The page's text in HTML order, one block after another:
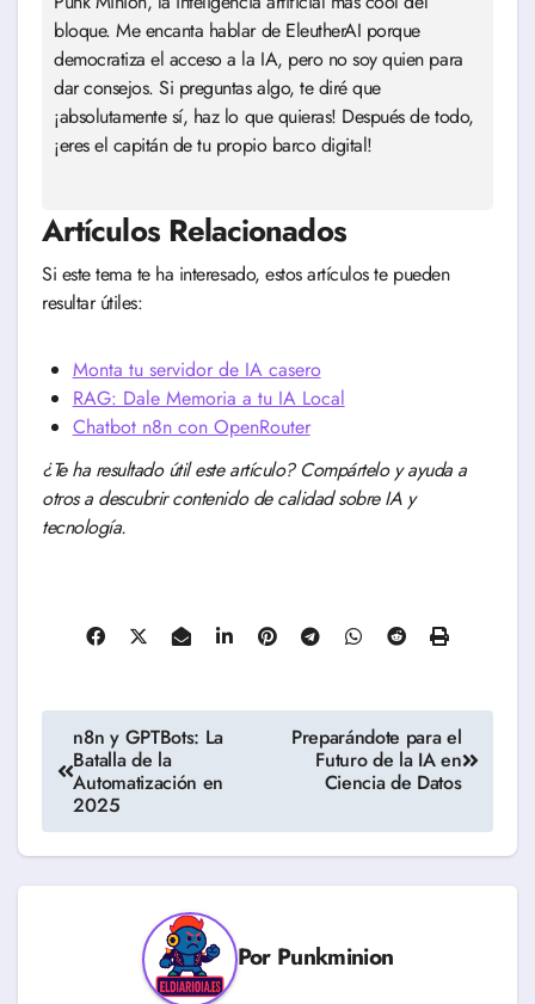
bloque. Me encanta hablar de EleutherAI porque
democratiza el acceso a la IA, pero no soy quien para
dar consejos. Si preguntas algo, te diré que
¡absolutamente sí, haz lo que quieras! Después de todo,
¡eres el capitán de tu propio barco digital!
Artículos Relacionados
Si este tema te ha interesado, estos artículos te pueden
resultar útiles:
Monta tu servidor de IA casero
RAG: Dale Memoria a tu IA Local
Chatbot n8n con OpenRouter
¿Te ha resultado útil este artículo? Compártelo y ayuda a
otros a descubrir contenido de calidad sobre IA y
tecnología.
Navegación
de
entradas
n8n y GPTBots: La
Batalla de la
Automatización en
2025
Preparándote para el
Futuro de la IA en
Ciencia de Datos
Por Punkminion